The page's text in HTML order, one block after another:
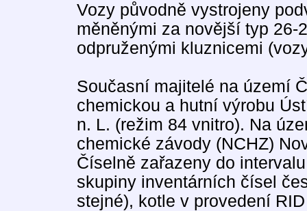
Vozy původně vystrojeny
měněnými za novější typ 26-
odpruženými kluznicemi
Současní majitelé na území
chemickou a hutní výrobu
n. L. (režim 84 vnitro). Na
chemické závody (NCHZ)
Číselně zařazeny do
skupiny inventárních čísel
stejné), kotle v provedení